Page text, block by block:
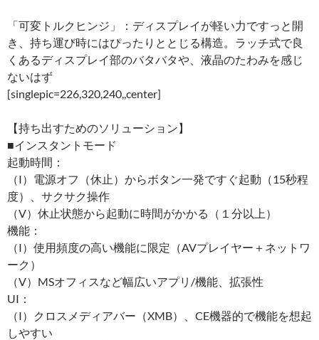
「可変トルクヒンジ」：ディスプレイが軽い力ですっと開
き、持ち運び時にはぴったりととじる構造。ラッチ式で良
くあるディスプレイ部のバタバタや、液晶のたわみを感じ
ないはず
[singlepic=226,320,240,,center]
【持ち出すためのソリューション】
■インスタントモード
起動時間：
（I）電源オフ（休止）からボタン一発ですぐ起動（15秒程
度）、サクサク操作
（V）休止状態から起動に時間がかかる（１分以上）
機能：
（I）使用頻度の高い機能に限定（AVプレイヤー＋ネットワ
ーク）
（V）MSオフィスなど幅広いアプリ/機能、拡張性
UI：
（I）クロスメディアバー（XMB）、CE機器的で機能を想起
しやすい